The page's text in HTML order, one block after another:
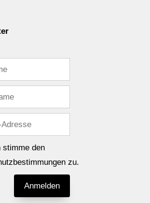
stimme den
zu.
Anmelden